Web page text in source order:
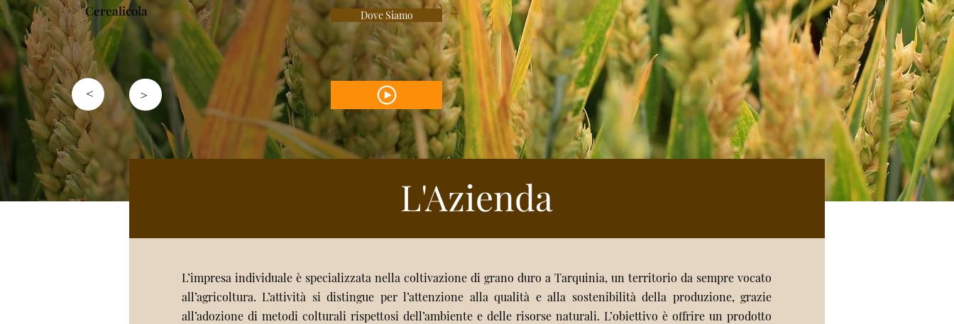
Cerealicola
>
> >
Dove Siamo
L'Azienda
L’impresa individuale è specializzata nella coltivazione di grano duro a Tarquinia, un territorio da sempre vocato
all’agricoltura. L’attività si distingue per l’attenzione alla qualità e alla sostenibilità della produzione, grazie
all’adozione di metodi colturali rispettosi dell’ambiente e delle risorse naturali. L’obiettivo è offrire un prodotto